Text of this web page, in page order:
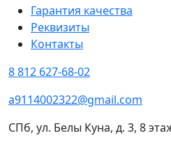
Гарантия качества
Реквизиты
Контакты
8 812 627-68-02
a9114002322@gmail.com
СПб, ул. Белы Куна, д. 3, 8